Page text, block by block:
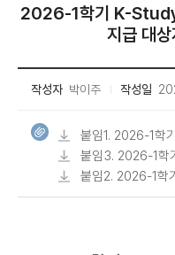
2026-1학기 K-Study
지급 대
작성자 박이주 작성일
붙임1. 2026-1학
학원 수강비 제출
붙임3. 2026-1학
임용 학원 수강비
붙임2. 2026-1학